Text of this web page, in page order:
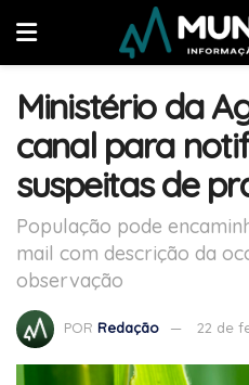
Ministério da
canal para
suspeitas de
População pode
mail com descrição da
observação
POR Redação 22 de